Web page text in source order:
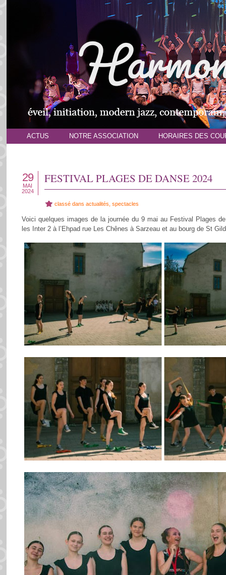
ACTUS NOTRE ASSOCIATION HORAIRES DES
FESTIVAL PLAGES DE DANSE 2024
29
MAI
2024
classé dans actualités spectacles
Voici quelques images de la journée du 9 mai au Festival Plages
les Inter 2 à l’Ehpad rue Les Chênes à Sarzeau et au bourg de St